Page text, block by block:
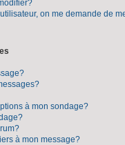
utilisateur, on me demande de
à mon sondage?
à mon message?